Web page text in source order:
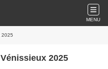
MENU
2025
2025